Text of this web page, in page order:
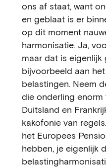
ons af staat, want
en geblaat is er
op dit moment
harmonisatie. Ja,
maar dat is eigenlijk
bijvoorbeeld aan
belastingen. Neem
die onderling enorm
Duitsland en
kakofonie van
het Europees
hebben, je eigenlijk